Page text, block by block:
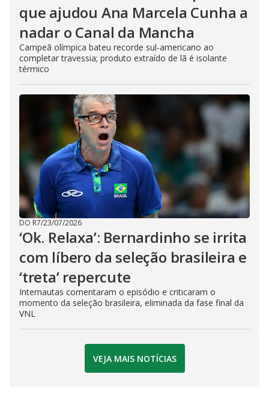
que ajudou Ana Marcela Cunha a
nadar o Canal da Mancha
Campeã olímpica bateu recorde sul-americano ao
completar travessia; produto extraído de lã é isolante
térmico
DO R7/23/07/2026
‘Ok. Relaxa’: Bernardinho se irrita
com líbero da seleção brasileira e
‘treta’ repercute
Internautas comentaram o episódio e criticaram o
momento da seleção brasileira, eliminada da fase final da
VNL
VEJA MAIS NOTÍCIAS